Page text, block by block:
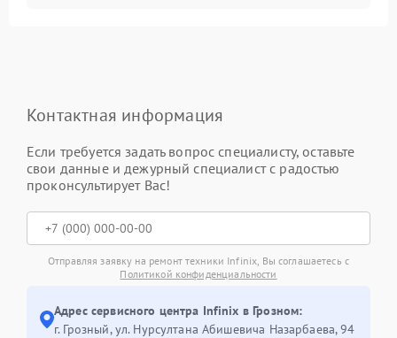
Контактная информация
Если требуется задать вопрос специалисту, оставьте
свои данные и дежурный специалист с радостью
проконсультирует Вас!
Отправляя заявку на ремонт техники Infinix, Вы соглашаетесь с
Политикой конфиденциальности
Адрес сервисного центра Infinix в Грозном:
г. Грозный, ул. Нурсултана Абишевича Назарбаева, 94